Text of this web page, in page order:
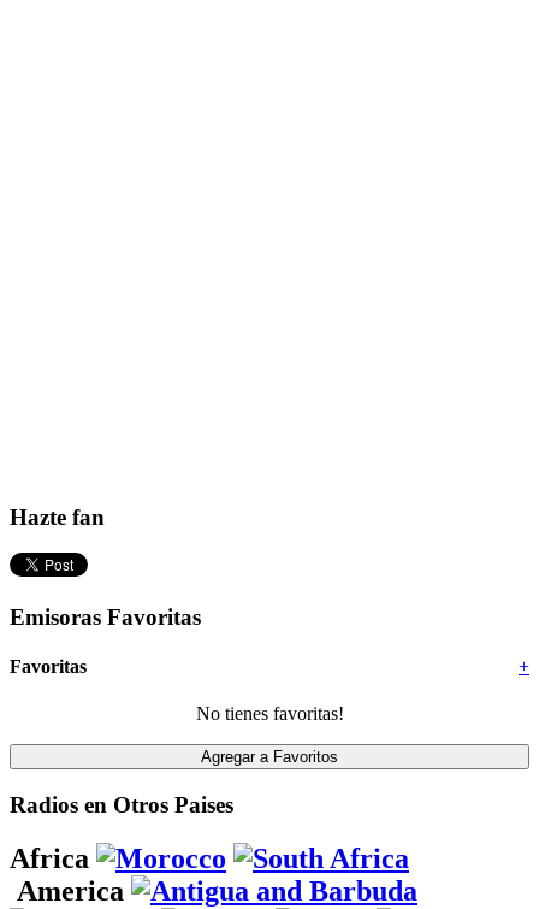
Hazte fan
Emisoras Favoritas
+
Favoritas
No tienes favoritas!
Radios en Otros Paises
Africa
America